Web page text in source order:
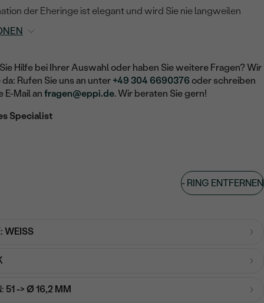
der Eheringe ist elegant und wird Sie nie langweilen
Hilfe bei Ihrer Auswahl oder haben Sie weitere Fragen? Wir
Rufen Sie uns an unter +49 304 6690376 oder schreiben
E-Mail anfragen@eppi.de. Wir beraten Sie gern!
Specialist
-RING ENTFERNEN
WEISS
51 -> Ø 16,2 MM